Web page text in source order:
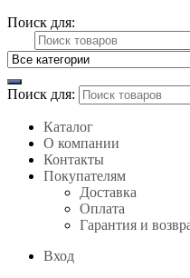
Поиск для:
Поиск для:
Каталог
О компании
Контакты
Покупателям
Доставка
Оплата
Гарантия и
Вход